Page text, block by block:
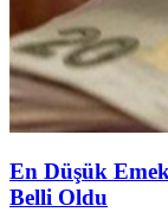
En Düşük
Belli Oldu